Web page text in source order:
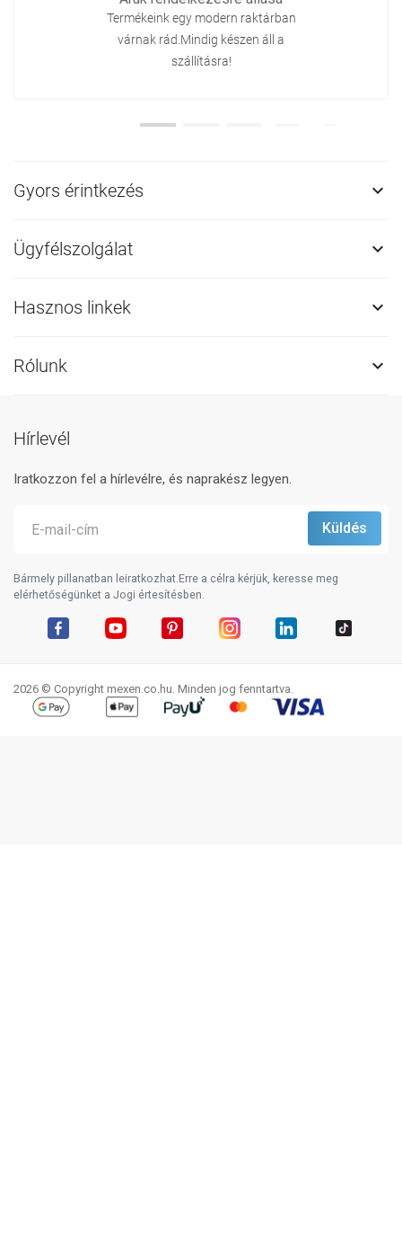
Termékeink egy modern raktárban
várnak rád.Mindig készen áll a
szállításra!
Gyors érintkezés 
Ügyfélszolgálat 
Hasznos linkek 
Rólunk 
Hírlevél
Iratkozzon fel a hírlevélre, és naprakész legyen.
Bármely pillanatban leiratkozhat.Erre a célra kérjük, keresse meg
elérhetőségünket a Jogi értesítésben.
2026 © Copyright mexen.co.hu. Minden jog fenntartva.